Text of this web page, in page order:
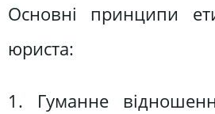
Основні принципи
юриста:
1. Гуманне